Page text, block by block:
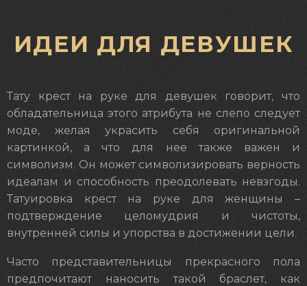
ИДЕИ ДЛЯ ДЕВУШЕК
Тату крест на руке для девушек говорит, что
обладательница этого атрибута не слепо следует
моде, желая украсить себя оригинальной
картинкой, а что для нее также важен и
символизм. Он может символизировать верность
идеалам и способность преодолевать невзгоды.
Татуировка крест на руке для женщины –
подтверждение целомудрия и чистоты,
внутренней силы и упорства в достижении цели.
Часто представительницы прекрасного пола
предпочитают наносить такой браслет, как